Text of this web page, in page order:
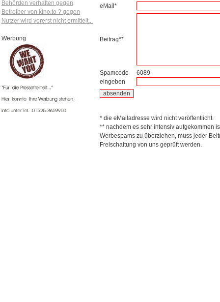
Behörden verhaften gegen
Betreiber von kino.to ? gegen
Nutzer wird vorerst nicht ermittelt...
Werbung
eMail*
Beitrag**
Spamcode
eingeben
6089
* die eMailadresse wird nicht veröffentlicht.
** nachdem es sehr intensiv aufgekommen
Werbespams zu überziehen, muss jeder
Freischaltung von uns geprüft werden.